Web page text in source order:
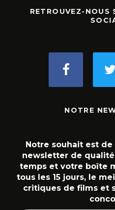
RETROUVEZ-NOUS
NOTRE
Notre souhait est
newsletter de
temps et votre boîte
tous les 15 jours, le
critiques de films et